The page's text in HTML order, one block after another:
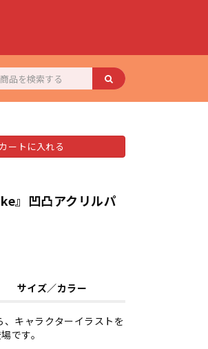
ートに入れる
』凹凸アクリルパ
サイズ／カラー
キャラクターイラストを
です。